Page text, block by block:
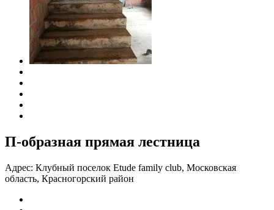
П-образная прямая лестница
Адрес: Клубный поселок Etude family club, Московская
область, Красногорский район